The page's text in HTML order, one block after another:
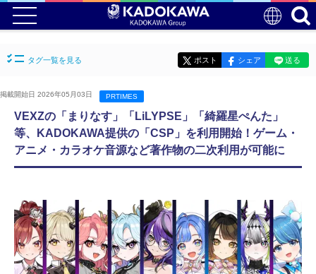
タグ一覧を見る ポスト シェア 送る
掲載開始日 2026年05月03日 PRTIMES
VEXZの「まりなす」「LiLYPSE」「綺羅星ぺんた」
等、KADOKAWA提供の「CSP」を利用開始！ゲーム・
アニメ・カラオケ音源など著作物の二次利用が可能に